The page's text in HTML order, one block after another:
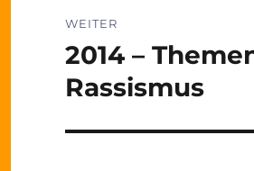
WEITER
Nächster
Beitrag:
2014 –
Rassismus